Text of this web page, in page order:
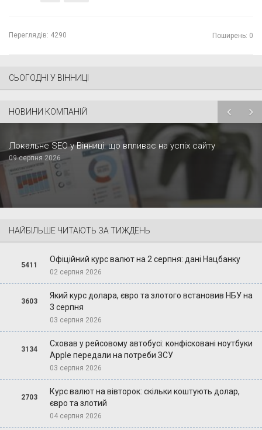
Переглядів: 4290 Поширень: 0
СЬОГОДНІ У ВІННИЦІ
НОВИНИ КОМПАНІЙ
Локальне SEO у Вінниці: що впливає на успіх сайту
09 серпня 2026
НАЙБІЛЬШЕ ЧИТАЮТЬ ЗА ТИЖДЕНЬ
5411
Офіційний курс валют на 2 серпня: дані Нацбанку
02 серпня 2026
3603
Який курс долара, євро та злотого встановив НБУ на
3 серпня
03 серпня 2026
3134
Сховав у рейсовому автобусі: конфісковані ноутбуки
Apple передали на потреби ЗСУ
03 серпня 2026
2703
Курс валют на вівторок: скільки коштують долар,
євро та злотий
04 серпня 2026